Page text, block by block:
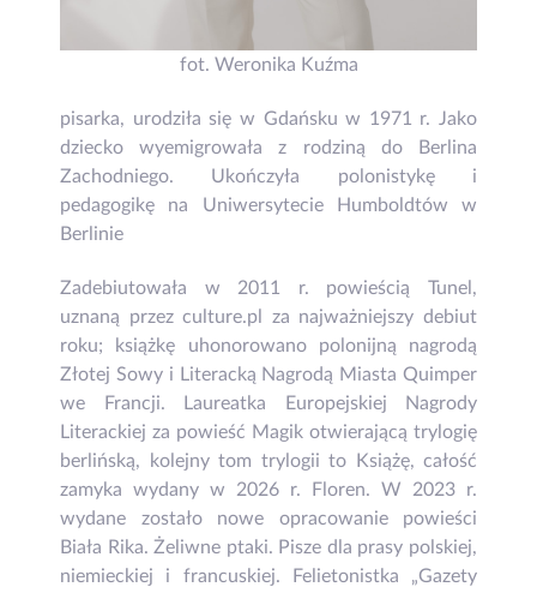
fot. Weronika Kuźma
pisarka, urodziła się w Gdańsku w 1971 r. Jako
dziecko wyemigrowała z rodziną do Berlina
Zachodniego. Ukończyła polonistykę i
pedagogikę na Uniwersytecie Humboldtów w
Berlinie
Zadebiutowała w 2011 r. powieścią Tunel,
uznaną przez culture.pl za najważniejszy debiut
roku; książkę uhonorowano polonijną nagrodą
Złotej Sowy i Literacką Nagrodą Miasta Quimper
we Francji. Laureatka Europejskiej Nagrody
Literackiej za powieść Magik otwierającą trylogię
berlińską, kolejny tom trylogii to Książę, całość
zamyka wydany w 2026 r. Floren. W 2023 r.
wydane zostało nowe opracowanie powieści
Biała Rika. Żeliwne ptaki. Pisze dla prasy polskiej,
niemieckiej i francuskiej. Felietonistka „Gazety